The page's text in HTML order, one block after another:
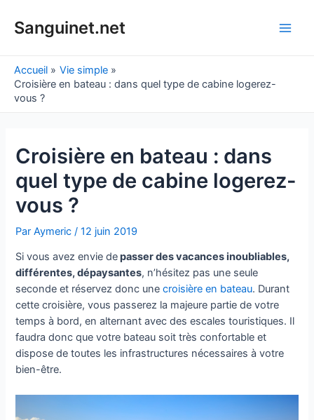
Sanguinet.net
Accueil
Vie simple
Croisière en bateau : dans quel type de cabine logerez-
vous ?
Croisière en bateau : dans
quel type de cabine logerez-
vous ?
ParAymeric/12 juin 2019
Si vous avez envie depasser des vacances inoubliables,
différentes, dépaysantes, n’hésitez pas une seule
seconde et réservez donc unecroisière en bateau. Durant
cette croisière, vous passerez la majeure partie de votre
temps à bord, en alternant avec des escales touristiques. Il
faudra donc que votre bateau soit très confortable et
dispose de toutes les infrastructures nécessaires à votre
bien-être.